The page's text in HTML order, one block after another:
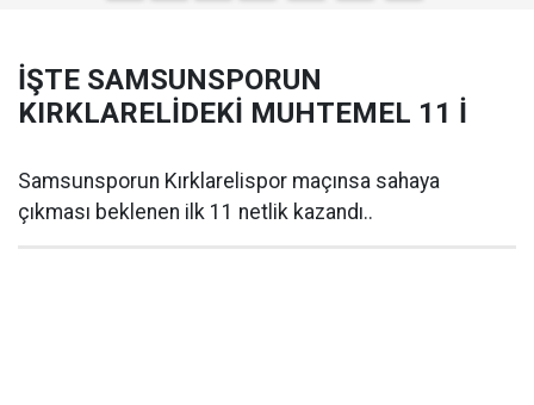
İŞTE SAMSUNSPORUN
KIRKLARELİDEKİ MUHTEMEL 11 İ
Samsunsporun Kırklarelispor maçınsa sahaya
çıkması beklenen ilk 11 netlik kazandı..